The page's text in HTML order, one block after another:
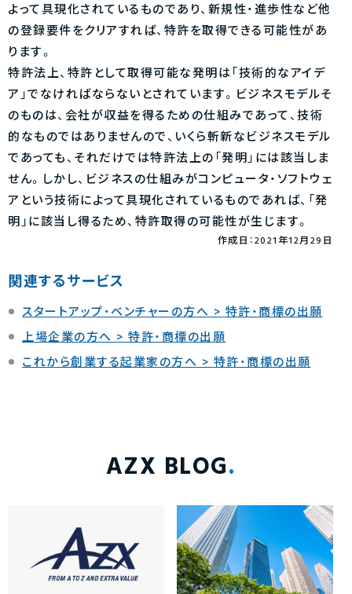
よって具現化されているものであり、新規性・進歩性など他
の登録要件をクリアすれば、特許を取得できる可能性があ
ります。
特許法上、特許として取得可能な発明は「技術的なアイデ
ア」でなければならないとされています。ビジネスモデルそ
のものは、会社が収益を得るための仕組みであって、技術
的なものではありませんので、いくら斬新なビジネスモデル
であっても、それだけでは特許法上の「発明」には該当しま
せん。しかし、ビジネスの仕組みがコンピュータ・ソフトウェ
アという技術によって具現化されているものであれば、「発
明」に該当し得るため、特許取得の可能性が生じます。
作成日：2021年12月29日
関連するサービス
スタートアップ・ベンチャーの方へ > 特許・商標の出願
上場企業の方へ > 特許・商標の出願
これから創業する起業家の方へ > 特許・商標の出願
AZX BLOG